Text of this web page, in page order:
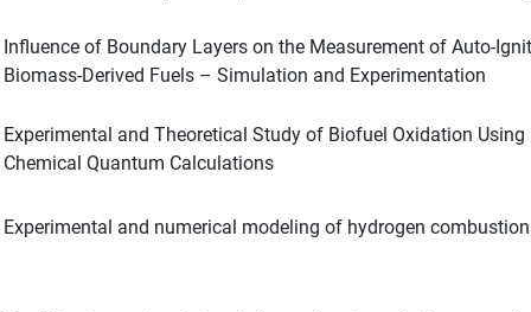
Influence of Boundary Layers on the Measurement of Auto-
Biomass-Derived Fuels – Simulation and Experimentation
Experimental and Theoretical Study of Biofuel Oxidation
Chemical Quantum Calculations
Experimental and numerical modeling of hydrogen